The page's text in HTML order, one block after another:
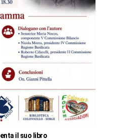
il suo libro